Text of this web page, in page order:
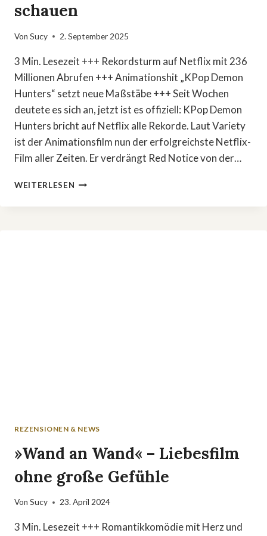
schauen
Von Sucy 2. September 2025
3 Min. Lesezeit +++ Rekordsturm auf Netflix mit 236
Millionen Abrufen +++ Animationshit „KPop Demon
Hunters“ setzt neue Maßstäbe +++ Seit Wochen
deutete es sich an, jetzt ist es offiziell: KPop Demon
Hunters bricht auf Netflix alle Rekorde. Laut Variety
ist der Animationsfilm nun der erfolgreichste Netflix-
Film aller Zeiten. Er verdrängt Red Notice von der…
WEITERLESEN 236
STREAMS:
REZENSIONEN & NEWS
»Wand an Wand« – Liebesfilm
ohne große Gefühle
Von Sucy 23. April 2024
3 Min. Lesezeit +++ Romantikkomödie mit Herz und